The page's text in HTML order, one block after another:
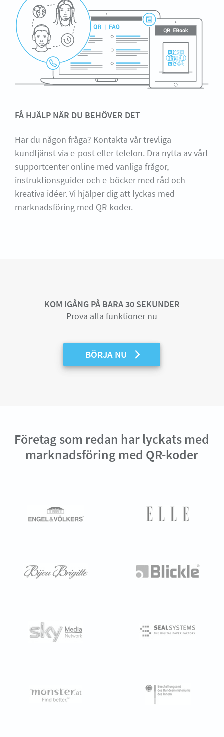
FÅ HJÄLP NÄR DU BEHÖVER DET
Har du någon fråga? Kontakta vår trevliga
kundtjänst via e-post eller telefon. Dra nytta av vårt
supportcenter online med vanliga frågor,
instruktionsguider och e-böcker med råd och
kreativa idéer. Vi hjälper dig att lyckas med
marknadsföring med QR-koder.
KOM IGÅNG PÅ BARA 30 SEKUNDER
Prova alla funktioner nu
BÖRJA NU
Företag som redan har lyckats med
marknadsföring med QR-koder